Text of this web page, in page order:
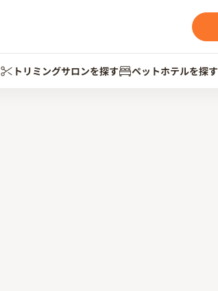
トリミングサロンを探す ペットホテルを探す